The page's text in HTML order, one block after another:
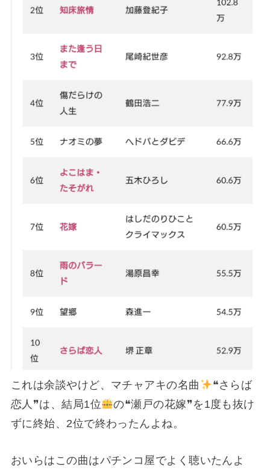
これは余談やけど、マチャアキの名曲
❝さらば
恋人❞は、結局1位
の❝瀬戸の花嫁❞を1度も抜け
ずに終始、2位で終わったんよね。
おいらはこの曲はパチンコ屋でよく聴いたんよ